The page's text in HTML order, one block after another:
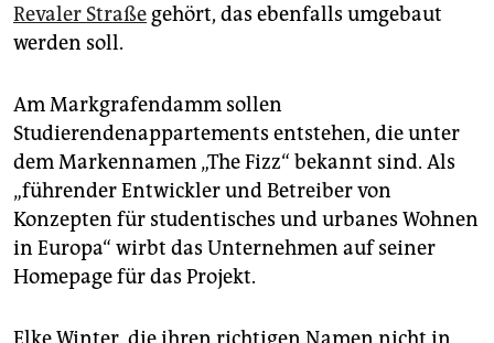
Revaler Straße gehört, das ebenfalls umgebaut
werden soll.
Am Markgrafendamm sollen
Studierendenappartements entstehen, die unter
dem Markennamen „The Fizz“ bekannt sind. Als
„führender Entwickler und Betreiber von
Konzepten für studentisches und urbanes Wohnen
in Europa“ wirbt das Unternehmen auf seiner
Homepage für das Projekt.